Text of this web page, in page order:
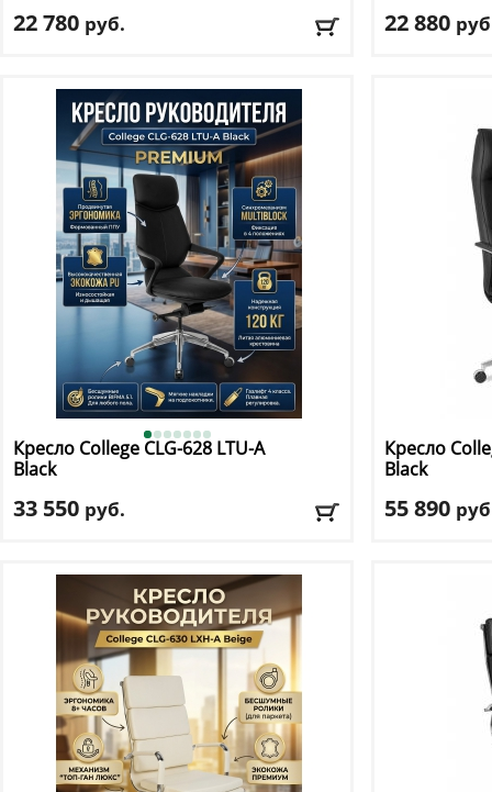
22 780 руб.
Механизм качания: синхромеханизм
Регулировка по высоте: есть
Материал обивки: экокожа
Подлокотники: да
Доставка:БЕСПЛАТНО, 2-3 дня
22 880
Материал
Кресло College CLG-628 LTU-A
Black
33 550 руб.
Механизм качания: синхромеханизм
Регулировка по высоте: есть
Материал обивки: экокожа
Подлокотники: да
Доставка:БЕСПЛАТНО, 2-3 дня
Кресло
Black
55 890
Материал